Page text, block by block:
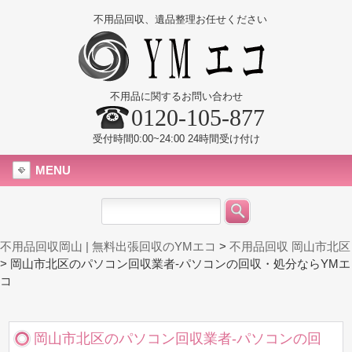
不用品回収、遺品整理お任せください
不用品に関するお問い合わせ
0120-105-877
受付時間0:00~24:00 24時間受け付け
MENU
不用品回収岡山 | 無料出張回収のYMエコ > 不用品回収 岡山市北区
> 岡山市北区のパソコン回収業者-パソコンの回収・処分ならYMエ
コ
岡山市北区のパソコン回収業者-パソコンの回